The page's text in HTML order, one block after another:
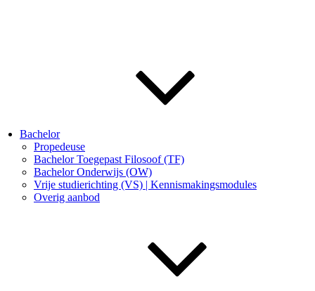
Bachelor
Propedeuse
Bachelor Toegepast Filosoof (TF)
Bachelor Onderwijs (OW)
Vrije studierichting (VS) | Kennismakingsmodules
Overig aanbod